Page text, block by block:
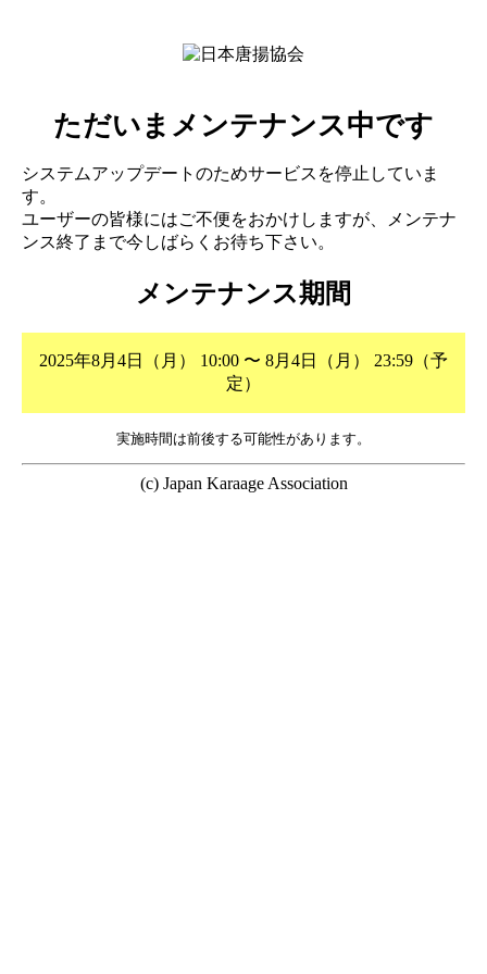
ただいまメンテナンス中です
システムアップデートのためサービスを停止していま
す。
ユーザーの皆様にはご不便をおかけしますが、メンテナ
ンス終了まで今しばらくお待ち下さい。
メンテナンス期間
2025年8月4日（月） 10:00 〜 8月4日（月） 23:59（予
定）
実施時間は前後する可能性があります。
(c) Japan Karaage Association